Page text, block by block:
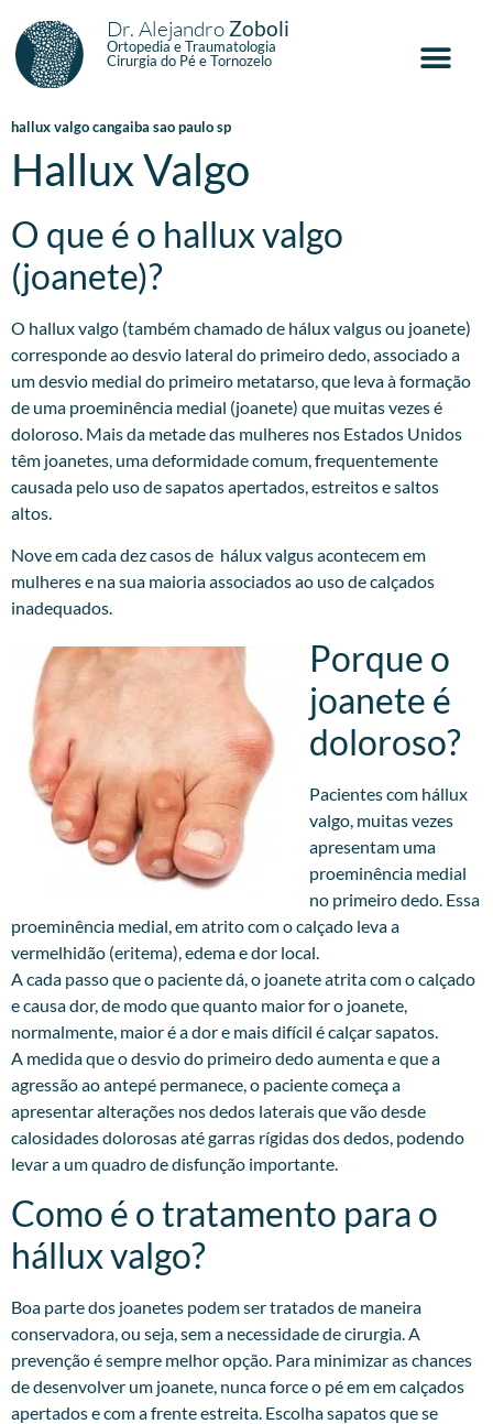
Dr. Alejandro Zoboli
Ortopedia e Traumatologia
Cirurgia do Pé e Tornozelo
hallux valgo cangaiba sao paulo sp
Hallux Valgo
O que é o hallux valgo
(joanete)?
O hallux valgo (também chamado de hálux valgus ou joanete)
corresponde ao desvio lateral do primeiro dedo, associado a
um desvio medial do primeiro metatarso, que leva à formação
de uma proeminência medial (joanete) que muitas vezes é
doloroso. Mais da metade das mulheres nos Estados Unidos
têm joanetes, uma deformidade comum, frequentemente
causada pelo uso de sapatos apertados, estreitos e saltos
altos.
Nove em cada dez casos de hálux valgus acontecem em
mulheres e na sua maioria associados ao uso de calçados
inadequados.
Porque o
joanete é
doloroso?
Pacientes com hállux
valgo, muitas vezes
apresentam uma
proeminência medial
no primeiro dedo. Essa
proeminência medial, em atrito com o calçado leva a
vermelhidão (eritema), edema e dor local.
A cada passo que o paciente dá, o joanete atrita com o calçado
e causa dor, de modo que quanto maior for o joanete,
normalmente, maior é a dor e mais difícil é calçar sapatos.
A medida que o desvio do primeiro dedo aumenta e que a
agressão ao antepé permanece, o paciente começa a
apresentar alterações nos dedos laterais que vão desde
calosidades dolorosas até garras rígidas dos dedos, podendo
levar a um quadro de disfunção importante.
Como é o tratamento para o
hállux valgo?
Boa parte dos joanetes podem ser tratados de maneira
conservadora, ou seja, sem a necessidade de cirurgia. A
prevenção é sempre melhor opção. Para minimizar as chances
de desenvolver um joanete, nunca force o pé em em calçados
apertados e com a frente estreita. Escolha sapatos que se